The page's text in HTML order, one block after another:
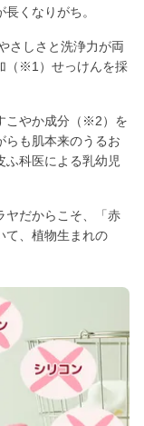
くなりがち。
さしさと洗浄力が両
（※1）せっけんを採
こやか成分（※2）を
らも肌本来のうるお
ふ科医による乳幼児
ヤだからこそ、「赤
て、植物生まれの